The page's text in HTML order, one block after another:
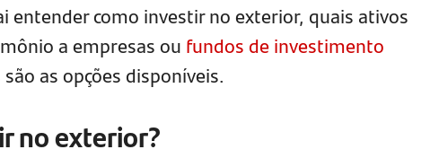
entender como investir no exterior, quais ativos
a empresas ou fundos de investimento
as opções disponíveis.
no exterior?